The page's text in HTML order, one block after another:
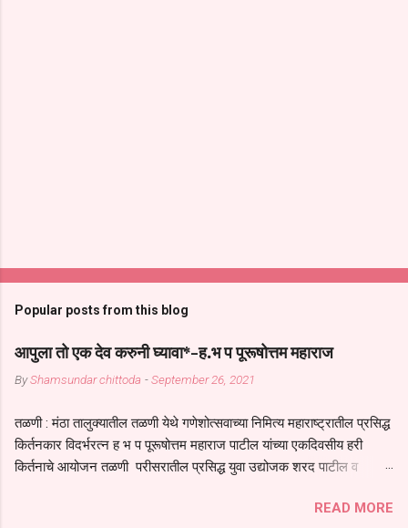
Popular posts from this blog
आपुला तो एक देव करुनी घ्यावा*-ह.भ प पूरूषोत्तम महाराज
ByShamsundar chittoda -September 26, 2021
तळणी : मंठा तालुक्यातील तळणी येथे गणेशोत्सवाच्या निमित्य महाराष्ट्रातील प्रसिद्ध
किर्तनकार विदर्भरत्न ह भ प पूरूषोत्तम महाराज पाटील यांच्या एकदिवसीय हरी
किर्तनाचे आयोजन तळणी परीसरातील प्रसिद्ध युवा उद्योजक शरद पाटील व
तुकाराम महाराज यांच्या *आपुला तो एक देव करुनी घ्यावा* *तेणे विन जिवा सुख
READ MORE